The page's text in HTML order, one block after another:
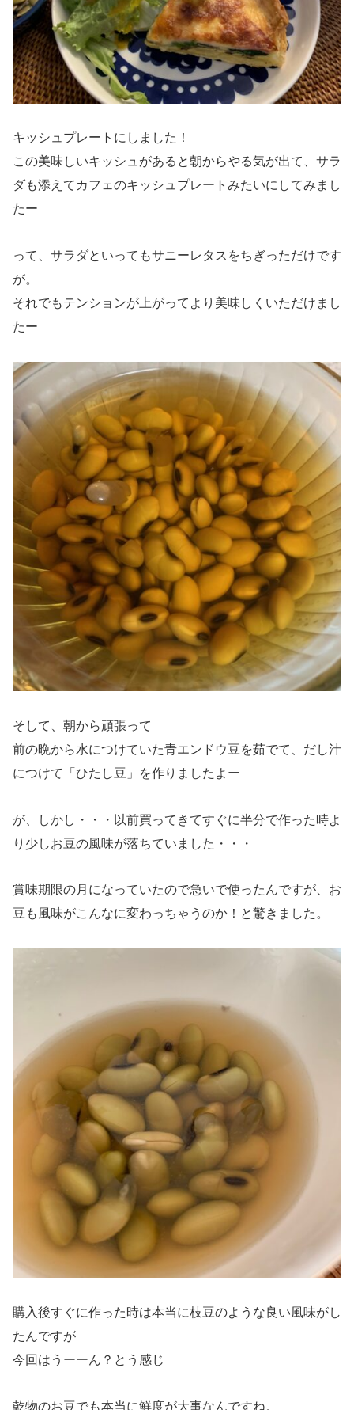
キッシュプレートにしました！
この美味しいキッシュがあると朝からやる気が出て、サラ
ダも添えてカフェのキッシュプレートみたいにしてみまし
たー
って、サラダといってもサニーレタスをちぎっただけです
が。
それでもテンションが上がってより美味しくいただけまし
たー
そして、朝から頑張って
前の晩から水につけていた青エンドウ豆を茹でて、だし汁
につけて「ひたし豆」を作りましたよー
が、しかし・・・以前買ってきてすぐに半分で作った時よ
り少しお豆の風味が落ちていました・・・
賞味期限の月になっていたので急いで使ったんですが、お
豆も風味がこんなに変わっちゃうのか！と驚きました。
購入後すぐに作った時は本当に枝豆のような良い風味がし
たんですが
今回はうーーん？とう感じ
乾物のお豆でも本当に鮮度が大事なんですね。